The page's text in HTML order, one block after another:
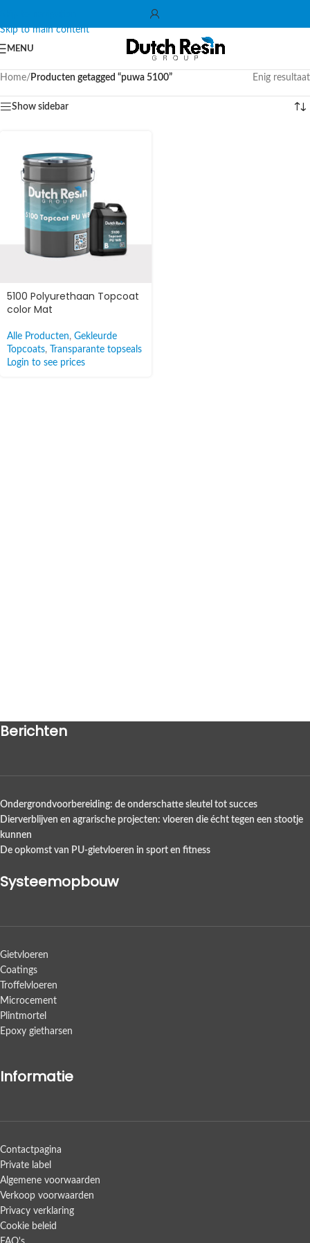
Skip to main content
MENU
Home/ Producten getagged “puwa 5100” Enig resultaat
Show sidebar
5100 Polyurethaan Topcoat
color Mat
Alle Producten, Gekleurde
Topcoats,
Transparante topseals
Login to see prices
Berichten
Ondergrondvoorbereiding: de onderschatte sleutel tot succes
Dierverblijven en agrarische projecten: vloeren die écht tegen een stootje
kunnen
De opkomst van PU-gietvloeren in sport en fitness
Systeemopbouw
Gietvloeren
Coatings
Troffelvloeren
Microcement
Plintmortel
Epoxy gietharsen
Informatie
Contactpagina
Private label
Algemene voorwaarden
Verkoop voorwaarden
Privacy verklaring
Cookie beleid